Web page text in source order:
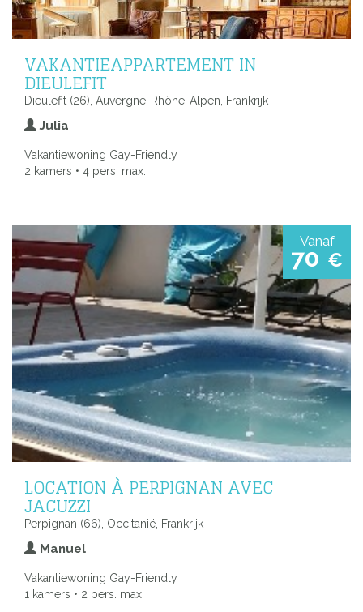
VAKANTIEAPPARTEMENT IN
DIEULEFIT
Dieulefit (26), Auvergne-Rhône-Alpen, Frankrijk
Julia
Vakantiewoning Gay-Friendly
2 kamers • 4 pers. max.
Vanaf
70 €
LOCATION À PERPIGNAN AVEC
JACUZZI
Perpignan (66), Occitanië, Frankrijk
Manuel
Vakantiewoning Gay-Friendly
1 kamers • 2 pers. max.